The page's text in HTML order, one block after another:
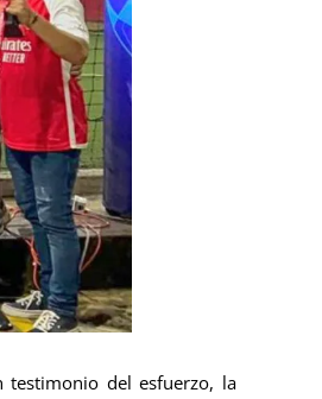
testimonio del esfuerzo, la